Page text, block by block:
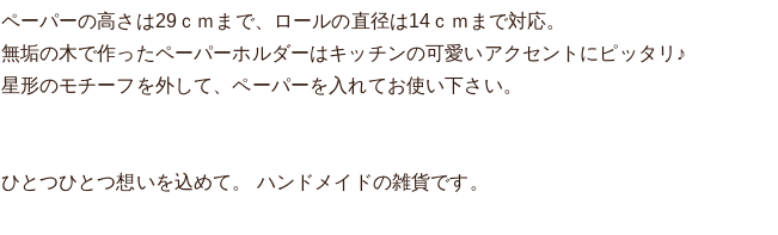
ペーパーの高さは29ｃｍまで、ロールの直径は14ｃｍまで対応。
無垢の木で作ったペーパーホルダーはキッチンの可愛いアクセントにピッタリ♪
星形のモチーフを外して、ペーパーを入れてお使い下さい。
ひとつひとつ想いを込めて。 ハンドメイドの雑貨です。